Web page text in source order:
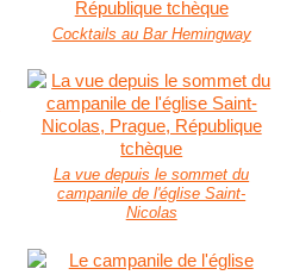
Cocktails au Bar Hemingway
La vue depuis le sommet du
campanile de l'église Saint-
Nicolas